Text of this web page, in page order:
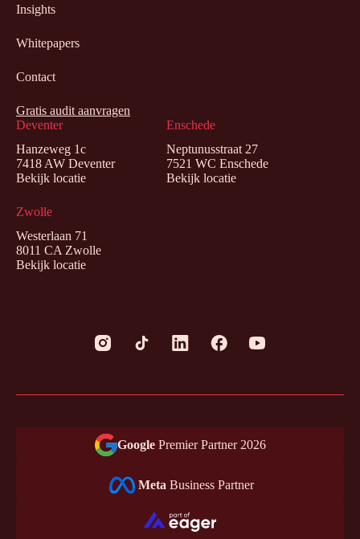
Deventer
Hanzeweg 1c
7418 AW Deventer
Bekijk locatie
Enschede
Neptunusstraat 27
7521 WC Enschede
Bekijk locatie
Zwolle
Westerlaan 71
8011 CA Zwolle
Bekijk locatie
Insights
Whitepapers
Contact
Gratis audit aanvragen
Google Premier Partner 2026
Meta Business Partner